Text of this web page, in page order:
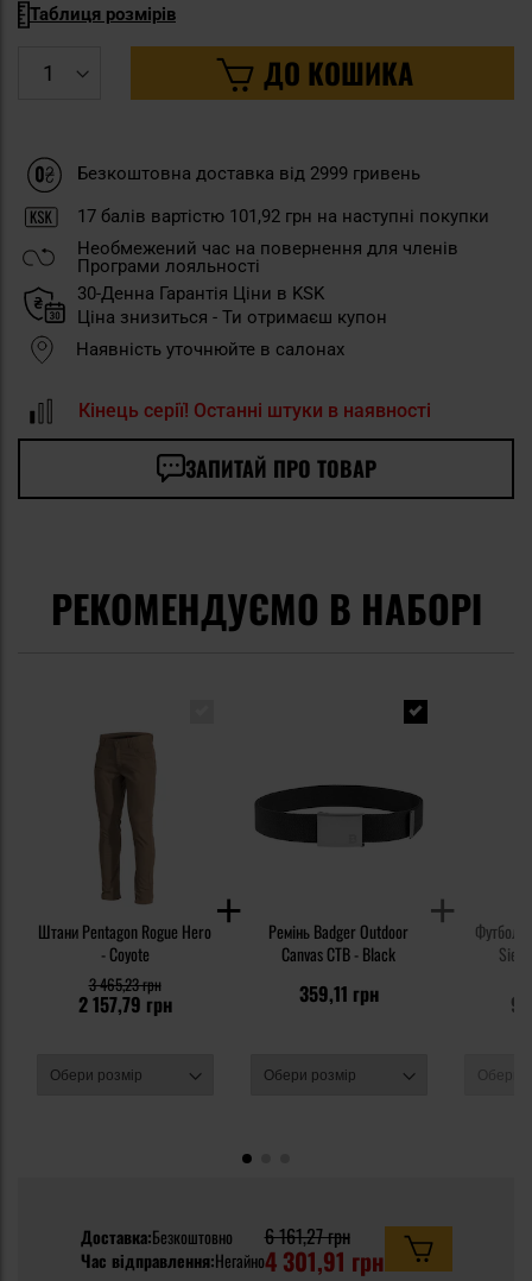
Таблиця розмірів
ДО КОШИКА
Безкоштовна доставка від 2999 гривень
17 балів вартістю 101,92 грн на наступні покупки
Необмежений час на повернення для членів
Програми лояльності
30-Денна Гарантія Ціни в KSK
Ціна знизиться - Ти отримаєш купон
Наявність уточнюйте в салонах
Кінець серії! Останні штуки в наявності
ЗАПИТАЙ ПРО ТОВАР
РЕКОМЕНДУЄМО В НАБОРІ
Штани Pentagon Rogue Hero
- Coyote
2 157,79 грн
3 465,23 грн
Ремінь Badger Outdoor
Canvas CTB - Black
359,11 грн
Доставка:Безкоштовно
Час відправлення:Негайно
6 161,27 грн
4 301,91 грн